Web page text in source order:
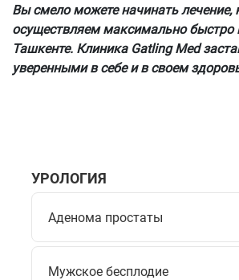
Вы смело можете начинать лечение,
осуществляем максимально быстро
Ташкенте. Клиника Gatling Med
уверенными в себе и в своем
УРОЛОГИЯ
Аденома простаты
Мужское бесплодие